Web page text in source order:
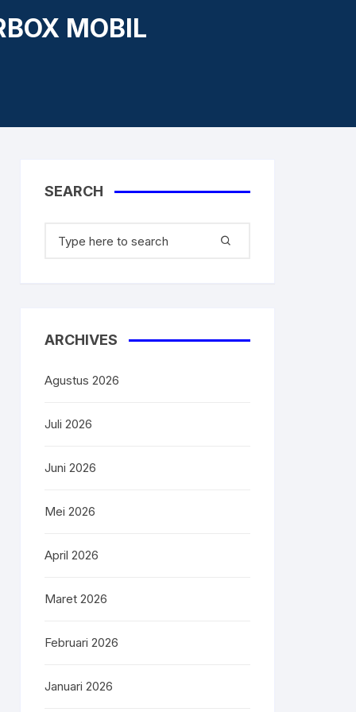
MOBIL
SEARCH
ARCHIVES
Agustus 2026
Juli 2026
Juni 2026
Mei 2026
April 2026
Maret 2026
Februari 2026
Januari 2026